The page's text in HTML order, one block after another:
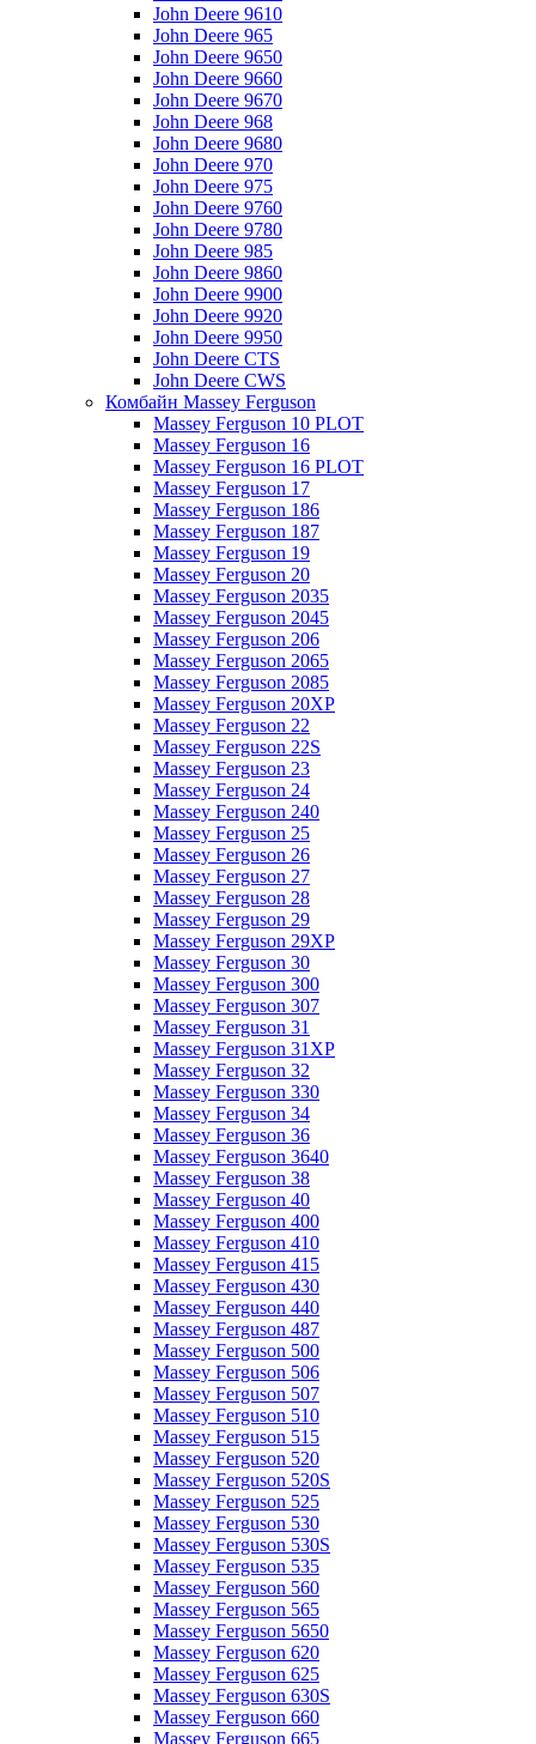
John Deere 9610
John Deere 965
John Deere 9650
John Deere 9660
John Deere 9670
John Deere 968
John Deere 9680
John Deere 970
John Deere 975
John Deere 9760
John Deere 9780
John Deere 985
John Deere 9860
John Deere 9900
John Deere 9920
John Deere 9950
John Deere CTS
John Deere CWS
Комбайн Massey Ferguson
Massey Ferguson 10 PLOT
Massey Ferguson 16
Massey Ferguson 16 PLOT
Massey Ferguson 17
Massey Ferguson 186
Massey Ferguson 187
Massey Ferguson 19
Massey Ferguson 20
Massey Ferguson 2035
Massey Ferguson 2045
Massey Ferguson 206
Massey Ferguson 2065
Massey Ferguson 2085
Massey Ferguson 20XP
Massey Ferguson 22
Massey Ferguson 22S
Massey Ferguson 23
Massey Ferguson 24
Massey Ferguson 240
Massey Ferguson 25
Massey Ferguson 26
Massey Ferguson 27
Massey Ferguson 28
Massey Ferguson 29
Massey Ferguson 29XP
Massey Ferguson 30
Massey Ferguson 300
Massey Ferguson 307
Massey Ferguson 31
Massey Ferguson 31XP
Massey Ferguson 32
Massey Ferguson 330
Massey Ferguson 34
Massey Ferguson 36
Massey Ferguson 3640
Massey Ferguson 38
Massey Ferguson 40
Massey Ferguson 400
Massey Ferguson 410
Massey Ferguson 415
Massey Ferguson 430
Massey Ferguson 440
Massey Ferguson 487
Massey Ferguson 500
Massey Ferguson 506
Massey Ferguson 507
Massey Ferguson 510
Massey Ferguson 515
Massey Ferguson 520
Massey Ferguson 520S
Massey Ferguson 525
Massey Ferguson 530
Massey Ferguson 530S
Massey Ferguson 535
Massey Ferguson 560
Massey Ferguson 565
Massey Ferguson 5650
Massey Ferguson 620
Massey Ferguson 625
Massey Ferguson 630S
Massey Ferguson 660
Massey Ferguson 665